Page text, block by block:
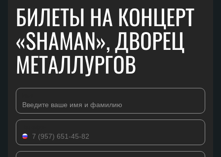
БИЛЕТЫ НА КОНЦЕРТ
«SHAMAN», ДВОРЕЦ
МЕТАЛЛУРГОВ